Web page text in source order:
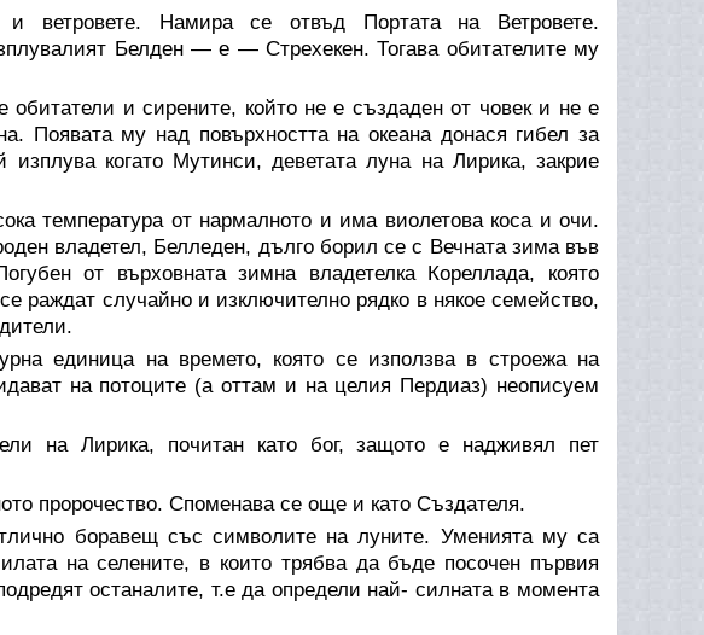
Намира се отвъд Портата на Ветровете.
Белден — е — Стрехекен. Тогава обитателите му
обитатели и сирените, който не е създаден от човек и не е
Появата му над повърхността на океана донася гибел за
когато Мутинси, деветата луна на Лирика, закрие
температура от нармалното и има виолетова коса и очи.
владетел, Белледен, дълго борил се с Вечната зима във
от върховната зимна владетелка Кореллада, която
раждат случайно и изключително рядко в някое семейство,
единица на времето, която се използва в строежа на
на потоците (а оттам и на целия Пердиаз) неописуем
на Лирика, почитан като бог, защото е надживял пет
пророчество. Споменава се още и като Създателя.
боравещ със символите на луните. Уменията му са
на селените, в които трябва да бъде посочен първия
останалите, т.е да определи най- силната в момента